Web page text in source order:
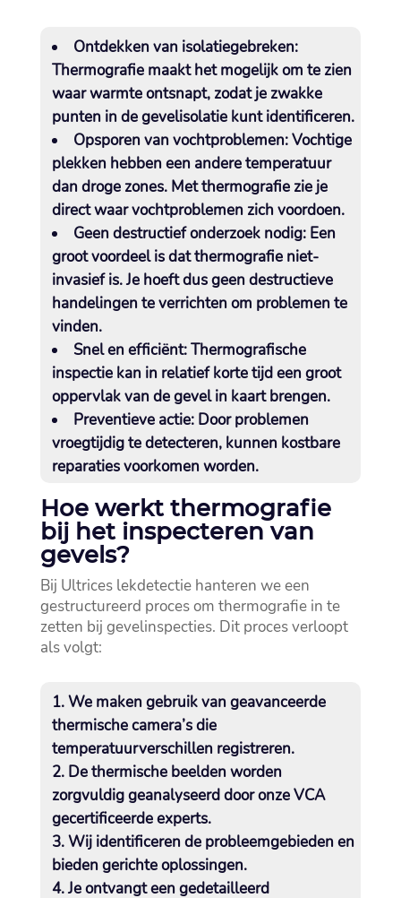
Ontdekken van isolatiegebreken:
Thermografie maakt het mogelijk om te zien
waar warmte ontsnapt, zodat je zwakke
punten in de gevelisolatie kunt identificeren.​
Opsporen van vochtproblemen:Vochtige
plekken hebben een andere temperatuur
dan droge zones.​ Met thermografie zie je
direct waar vochtproblemen zich voordoen.​
Geen destructief onderzoek nodig:Een
groot voordeel is dat thermografie niet-
invasief is.​ Je hoeft dus geen destructieve
handelingen te verrichten om problemen te
vinden.​
Snel en efficiënt:Thermografische
inspectie kan in relatief korte tijd een groot
oppervlak van de gevel in kaart brengen.​
Preventieve actie:Door problemen
vroegtijdig te detecteren, kunnen kostbare
reparaties voorkomen worden.​
Hoe werkt thermografie
bij het inspecteren van
gevels?
Bij Ultrices lekdetectie hanteren we een
gestructureerd proces om thermografie in te
zetten bij gevelinspecties.​ Dit proces verloopt
als volgt:
We maken gebruik van geavanceerde
thermische camera’s die
temperatuurverschillen registreren.​
De thermische beelden worden
zorgvuldig geanalyseerd door onze VCA
gecertificeerde experts.​
Wij identificeren de probleemgebieden en
bieden gerichte oplossingen.​
Je ontvangt een gedetailleerd